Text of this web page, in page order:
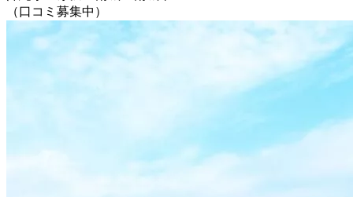
（口コミ募集中）